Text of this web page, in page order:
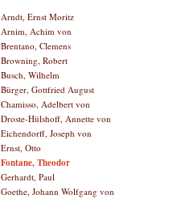
Arndt, Ernst Moritz
Arnim, Achim von
Brentano, Clemens
Browning, Robert
Busch, Wilhelm
Bürger, Gottfried August
Chamisso, Adelbert von
Droste-Hülshoff, Annette von
Eichendorff, Joseph von
Ernst, Otto
Fontane, Theodor
Gerhardt, Paul
Goethe, Johann Wolfgang von